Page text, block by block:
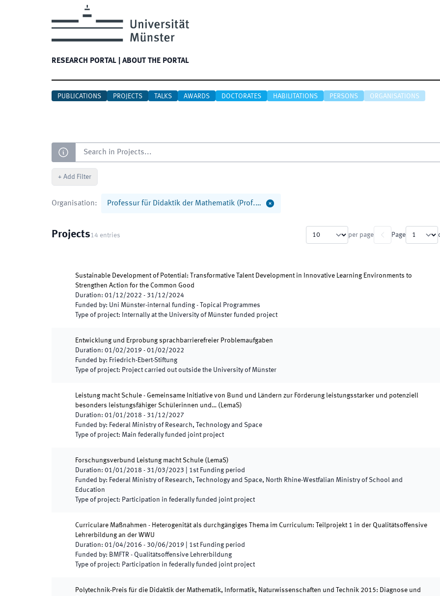
RESEARCH PORTAL ABOUT THE PORTAL
PUBLICATIONS PROJECTS TALKS AWARDS DOCTORATES HABILITATIONS PERSONS ORGANISATIONS
Search
+ Add Filter
Organisation: Professur für Didaktik der Mathematik (Prof.…
Projects14 entries per page Page
Sustainable Development of Potential: Transformative Talent Development in Innovative Learning Environments to
Strengthen Action for the Common Good
Duration: 01/12/2022 - 31/12/2024
Funded by: Uni Münster-internal funding - Topical Programmes
Type of project: Internally at the University of Münster funded project
Entwicklung und Erprobung sprachbarrierefreier Problemaufgaben
Duration: 01/02/2019 - 01/02/2022
Funded by: Friedrich-Ebert-Stiftung
Type of project: Project carried out outside the University of Münster
Leistung macht Schule - Gemeinsame Initiative von Bund und Ländern zur Förderung leistungsstarker und potenziell
besonders leistungsfähiger Schülerinnen und… ( LemaS)
Duration: 01/01/2018 - 31/12/2027
Funded by: Federal Ministry of Research, Technology and Space
Type of project: Main federally funded joint project
Forschungsverbund Leistung macht Schule (LemaS)
Duration: 01/01/2018 - 31/03/2023 1st Funding period
Funded by: Federal Ministry of Research, Technology and Space, North Rhine-Westfalian Ministry of School and
Education
Type of project: Participation in federally funded joint project
Curriculare Maßnahmen - Heterogenität als durchgängiges Thema im Curriculum: Teilprojekt 1 in der Qualitätsoffensive
Lehrerbildung an der WWU
Duration: 01/04/2016 - 30/06/2019 1st Funding period
Funded by: BMFTR - Qualitätsoffensive Lehrerbildung
Type of project: Participation in federally funded joint project
Polytechnik-Preis für die Didaktik der Mathematik, Informatik, Naturwissenschaften und Technik 2015: Diagnose und